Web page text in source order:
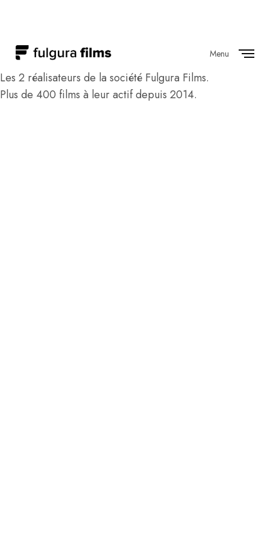
Menu
Les 2 réalisateurs de la société Fulgura Films.
Plus de 400 films à leur actif depuis 2014.